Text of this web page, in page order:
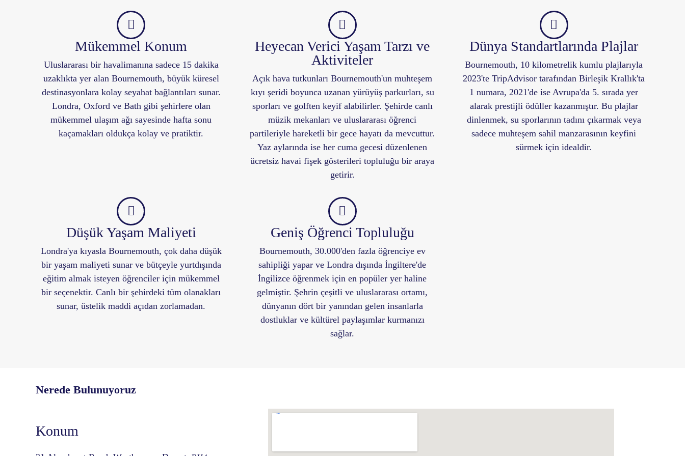
Mükemmel Konum
Uluslararası bir havalimanına sadece 15 dakika
uzaklıkta yer alan Bournemouth, büyük küresel
destinasyonlara kolay seyahat bağlantıları sunar.
Londra, Oxford ve Bath gibi şehirlere olan
mükemmel ulaşım ağı sayesinde hafta sonu
kaçamakları oldukça kolay ve pratiktir.
Heyecan Verici Yaşam Tarzı ve
Aktiviteler
Açık hava tutkunları Bournemouth'un muhteşem
kıyı şeridi boyunca uzanan yürüyüş parkurları, su
sporları ve golften keyif alabilirler. Şehirde canlı
müzik mekanları ve uluslararası öğrenci
partileriyle hareketli bir gece hayatı da mevcuttur.
Yaz aylarında ise her cuma gecesi düzenlenen
ücretsiz havai fişek gösterileri topluluğu bir araya
getirir.
Dünya Standartlarında Plajlar
Bournemouth, 10 kilometrelik kumlu plajlarıyla
2023'te TripAdvisor tarafından Birleşik Krallık'ta
1 numara, 2021'de ise Avrupa'da 5. sırada yer
alarak prestijli ödüller kazanmıştır. Bu plajlar
dinlenmek, su sporlarının tadını çıkarmak veya
sadece muhteşem sahil manzarasının keyfini
sürmek için idealdir.
Düşük Yaşam Maliyeti
Londra'ya kıyasla Bournemouth, çok daha düşük
bir yaşam maliyeti sunar ve bütçeyle yurtdışında
eğitim almak isteyen öğrenciler için mükemmel
bir seçenektir. Canlı bir şehirdeki tüm olanakları
sunar, üstelik maddi açıdan zorlamadan.
Geniş Öğrenci Topluluğu
Bournemouth, 30.000'den fazla öğrenciye ev
sahipliği yapar ve Londra dışında İngiltere'de
İngilizce öğrenmek için en popüler yer haline
gelmiştir. Şehrin çeşitli ve uluslararası ortamı,
dünyanın dört bir yanından gelen insanlarla
dostluklar ve kültürel paylaşımlar kurmanızı
sağlar.
Nerede Bulunuyoruz
Konum